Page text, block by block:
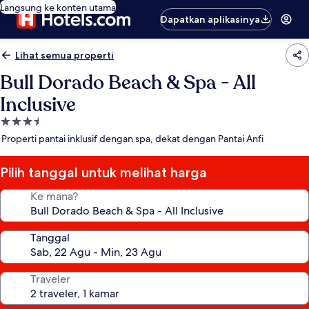
Langsung ke konten utama
Dapatkan aplikasinya
Lihat semua properti
Bull Dorado Beach & Spa - All
Inclusive
Properti
bintang
Properti pantai inklusif dengan spa, dekat dengan Pantai Anfi
Pilih tanggal untuk melihat harga
Ke mana?
Tanggal
Traveler